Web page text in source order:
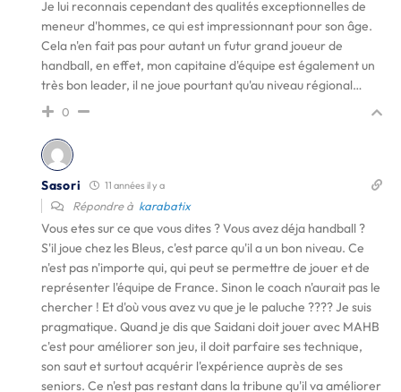
Je lui reconnais cependant des qualités exceptionnelles de
meneur d'hommes, ce qui est impressionnant pour son âge.
Cela n'en fait pas pour autant un futur grand joueur de
handball, en effet, mon capitaine d'équipe est également un
très bon leader, il ne joue pourtant qu'au niveau régional…
0
Sasori 11 années il y a
Répondre à karabatix
Vous etes sur ce que vous dites ? Vous avez déja handball ?
S'il joue chez les Bleus, c'est parce qu'il a un bon niveau. Ce
n'est pas n'importe qui, qui peut se permettre de jouer et de
représenter l'équipe de France. Sinon le coach n'aurait pas le
chercher ! Et d'où vous avez vu que je le paluche ???? Je suis
pragmatique. Quand je dis que Saidani doit jouer avec MAHB
c'est pour améliorer son jeu, il doit parfaire ses technique,
son saut et surtout acquérir l'expérience auprès de ses
seniors. Ce n'est pas restant dans la tribune qu'il va améliorer